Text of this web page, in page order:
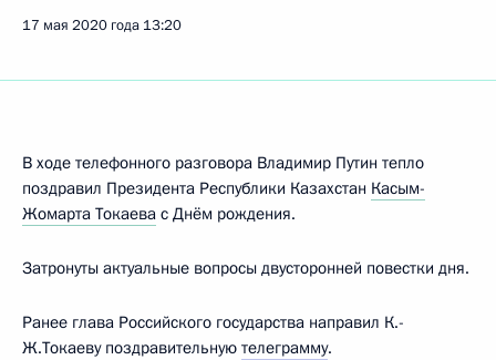
17 мая 2020 года 13:20
В ходе телефонного разговора Владимир Путин тепло
поздравил Президента Республики Казахстан Касым-
Жомарта Токаева с Днём рождения.
Затронуты актуальные вопросы двусторонней повестки дня.
Ранее глава Российского государства направил К.-
Ж.Токаеву поздравительную телеграмму.